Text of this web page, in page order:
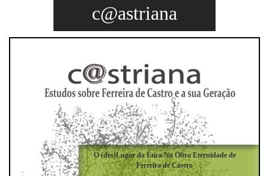
c@astriana
O (des)Lugar da Ética Na Obra Eternidade de
Ferreira de Castro